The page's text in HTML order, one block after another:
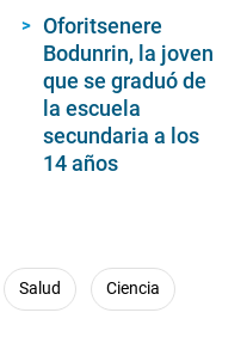
Oforitsenere
Bodunrin, la joven
que se graduó de
la escuela
secundaria a los
14 años
Salud Ciencia